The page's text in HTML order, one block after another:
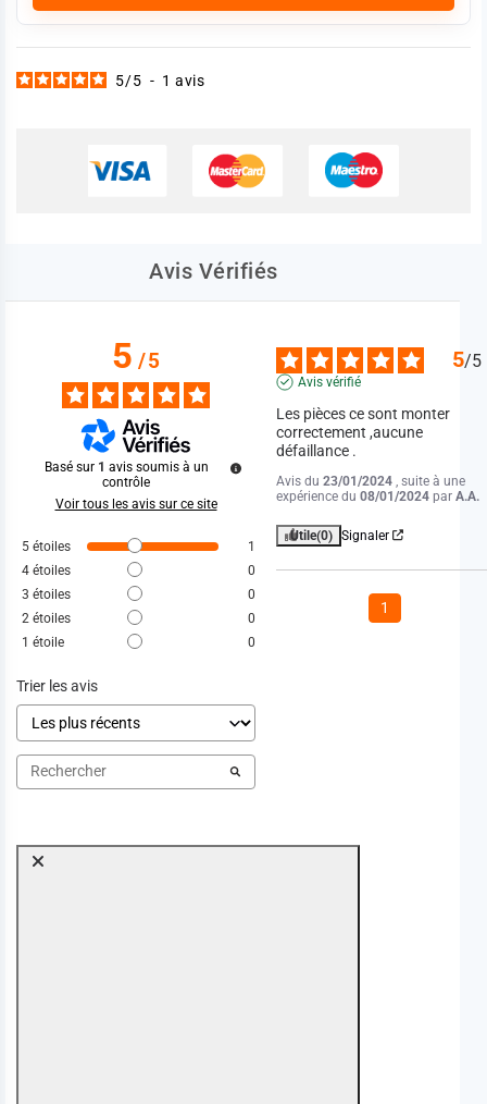
5/5 - 1 avis
Avis Vérifiés
5/5
Basé sur 1 avis soumis à un
contrôle
Voir tous les avis sur ce site
5 étoiles
1
4 étoiles
0
3 étoiles
0
2 étoiles
0
1 étoile 0
Trier les avis
5/5
Avis vérifié
Les pièces ce sont monter
correctement ,aucune
défaillance .
Avis du23/01/2024 , suite à une
expérience du08/01/2024 parA.A.
Utile(0) Signaler
1